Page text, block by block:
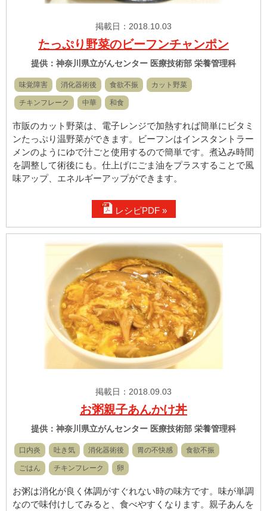
掲載日：2018.10.03
たっぷり野菜のビーフンチャンポン
提供：神奈川県立がんセンター 医療技術部 栄養管理科
味覚障害 消化器術後 食欲不振 カット野菜
チキンフレーク 中華 和食
市販のカット野菜は、電子レンジで加熱すれば簡単にビタミ
ンたっぷり温野菜ができます。ビーフンはインスタントラー
メンのようにゆで汁ごと使用するので簡単です。煮込み時間
を調整して術後にも。仕上げにごま油をプラスすることで風
味アップ、エネルギーアップができます。
レシピPDF »
掲載日：2018.09.03
お粥親子あんかけ丼
提供：神奈川県立がんセンター 医療技術部 栄養管理科
口内炎 吐き気 消化器術後 胃の不快感 食欲不振
ごはん チキンフレーク 卵
お粥は消化が良く体調がすぐれない時の味方です。味が単調
なので味付けしてみると、食べやすくなります。親子あんを